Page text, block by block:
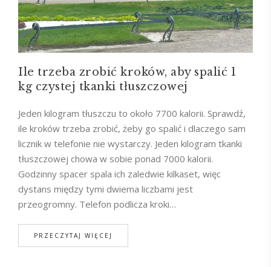
Ile trzeba zrobić kroków, aby spalić 1
kg czystej tkanki tłuszczowej
Jeden kilogram tłuszczu to około 7700 kalorii. Sprawdź,
ile kroków trzeba zrobić, żeby go spalić i dlaczego sam
licznik w telefonie nie wystarczy. Jeden kilogram tkanki
tłuszczowej chowa w sobie ponad 7000 kalorii.
Godzinny spacer spala ich zaledwie kilkaset, więc
dystans między tymi dwiema liczbami jest
przeogromny. Telefon podlicza kroki…
PRZECZYTAJ WIĘCEJ